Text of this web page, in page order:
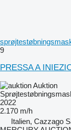
9
PRESSA A
Auktion
2022
2.170 m/h
Italien, Cazzago